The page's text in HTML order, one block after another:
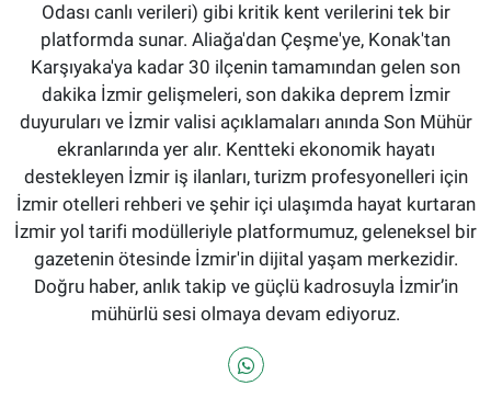
Odası canlı verileri) gibi kritik kent verilerini tek bir
platformda sunar. Aliağa'dan Çeşme'ye, Konak'tan
Karşıyaka'ya kadar 30 ilçenin tamamından gelen son
dakika İzmir gelişmeleri, son dakika deprem İzmir
duyuruları ve İzmir valisi açıklamaları anında Son Mühür
ekranlarında yer alır. Kentteki ekonomik hayatı
destekleyen İzmir iş ilanları, turizm profesyonelleri için
İzmir otelleri rehberi ve şehir içi ulaşımda hayat kurtaran
İzmir yol tarifi modülleriyle platformumuz, geleneksel bir
gazetenin ötesinde İzmir'in dijital yaşam merkezidir.
Doğru haber, anlık takip ve güçlü kadrosuyla İzmir’in
mühürlü sesi olmaya devam ediyoruz.